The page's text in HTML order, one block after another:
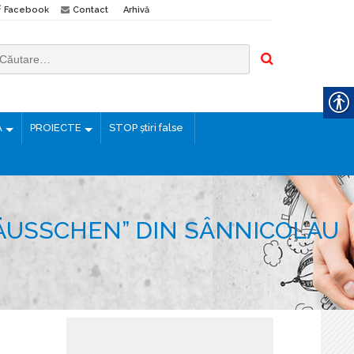
Facebook Contact Arhivă
PROIECTE STOP știri false
DIN SÂNNICOLAU